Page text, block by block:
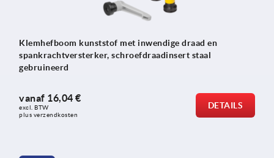
Klemhefboom kunststof met inwendige draad en
spankrachtversterker, schroefdraadinsert staal
gebruineerd
vanaf 16,04 €
excl. BTW
plus verzendkosten
DETAILS